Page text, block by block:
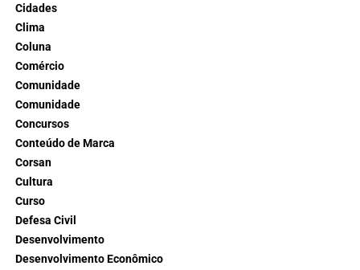
Cidades
Clima
Coluna
Comércio
Comunidade
Comunidade
Concursos
Conteúdo de Marca
Corsan
Cultura
Curso
Defesa Civil
Desenvolvimento
Desenvolvimento Econômico